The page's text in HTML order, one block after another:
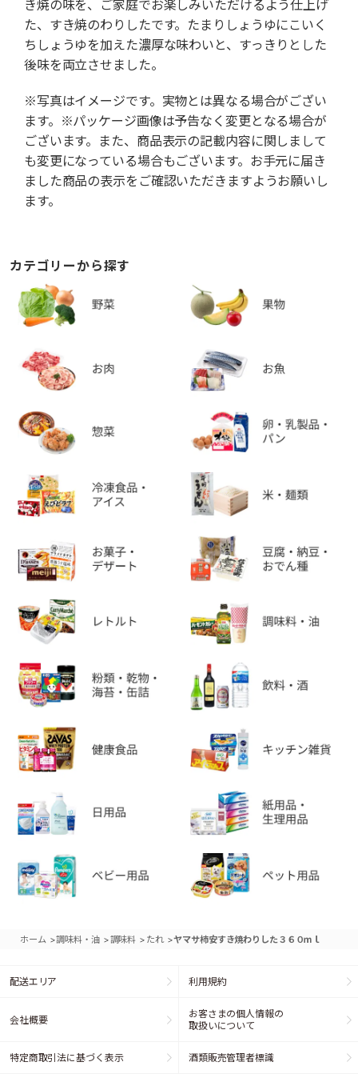
き焼の味を、ご家庭でお楽しみいただけるよう仕上げ
た、すき焼のわりしたです。たまりしょうゆにこいく
ちしょうゆを加えた濃厚な味わいと、すっきりとした
後味を両立させました。
※写真はイメージです。実物とは異なる場合がござい
ます。※パッケージ画像は予告なく変更となる場合が
ございます。また、商品表示の記載内容に関しまして
も変更になっている場合もございます。お手元に届き
ました商品の表示をご確認いただきますようお願いし
ます。
カテゴリーから探す
ホーム >調味料・油 >調味料 > たれ >ヤマサ柿安すき焼わりした３６０ｍｌ
配送エリア 利用規約
会社概要
お客さまの個人情報の
取扱いについて
特定商取引法に基づく表示 酒類販売管理者標識